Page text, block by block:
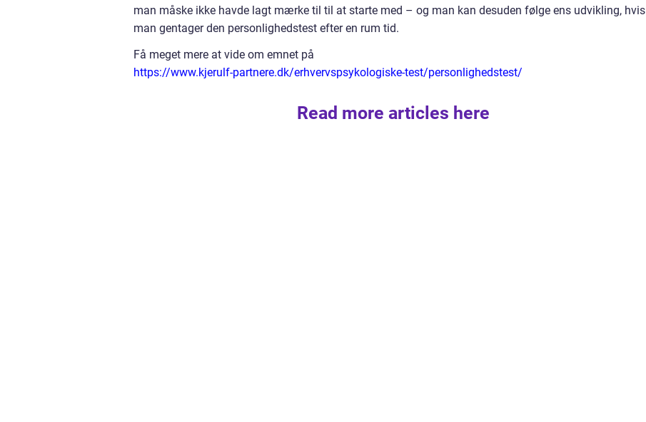
man måske ikke havde lagt mærke til til at starte med – og man kan desuden følge ens udvikling, hvis
man gentager den personlighedstest efter en rum tid.
Få meget mere at vide om emnet på
https://www.kjerulf-partnere.dk/erhvervspsykologiske-test/personlighedstest/
Read more articles here